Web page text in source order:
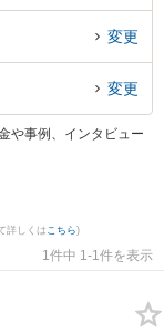
事故のトラブル解決の
無料で自動車事故を法
などでお困りの相談者
変更
変更
や事例、インタビュー
詳しくは こちら)
1件中 1-1件を表示